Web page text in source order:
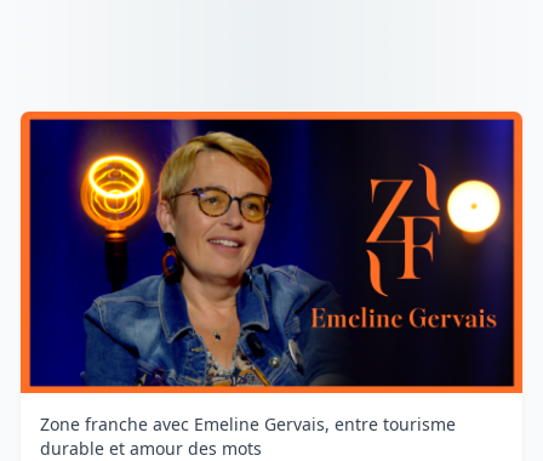
Zone franche avec Emeline Gervais, entre tourisme
durable et amour des mots